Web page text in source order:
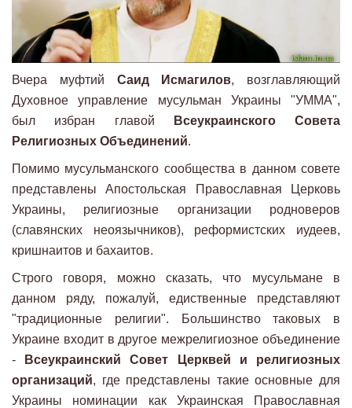
Вчера муфтий Саид Исмагилов, возглавляющий
Духовное управление мусульман Украины "УММА",
был избран главой
Всеукраинского Совета
Религиозных Объединений.
Помимо мусульманского сообщества в данном совете
представлены Апостольская Православная Церковь
Украины, религиозные организации родноверов
(славянских неоязычников), реформистских иудеев,
кришнаитов и бахаитов.
Строго говоря, можно сказать, что мусульмане в
данном ряду, пожалуй, едиственные представляют
"традиционные религии". Большинство таковых в
Украине входит в другое межрелигиозное объединение
-
Всеукраинский Совет Церквей и религиозных
организаций, где представлены такие основные для
Украины номинации как Украинская Православная